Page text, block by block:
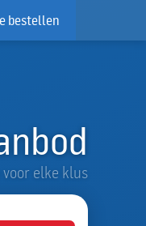
bestellen
elke klus